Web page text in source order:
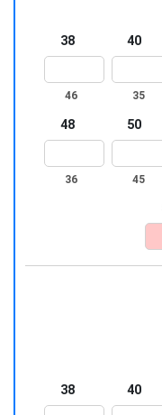
38
46
40
35
48
36
50
45
38 40